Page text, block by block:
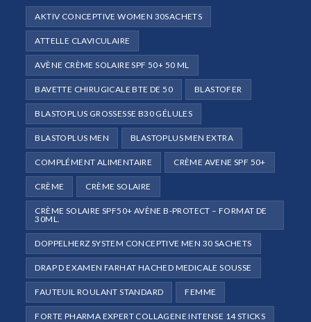
onglet
AKTIV CONCEPTIVE WOMEN 30SACHETS
ATTELLE CLAVICULAIRE
AVÈNE CRÈME SOLAIRE SPF 50+ 50 ML
BAVETTE CHIRUGICALE BTE DE 50 BLASTOFER
BLASTOPLUS GROSSESSE B30 GÉLULES
BLASTOPLUS MEN BLASTOPLUS MEN EXTRA
COMPLÉMENT ALIMENTAIRE CRÈME AVENE SPF 50+
CRÈME CRÈME SOLAIRE
CRÈME SOLAIRE SPF50+ AVÈNE B-PROTECT – FORMAT DE
30ML.
DOPPELHERZ SYSTEM CONCEPTIVE MEN 30 SACHETS
DRAP D EXAMEN FARHAT HACHED MEDICALE SOUSSE
FAUTEUIL ROULANT STANDARD FEMME
FORTE PHARMA EXPERT COLLAGENE INTENSE 14 STICKS